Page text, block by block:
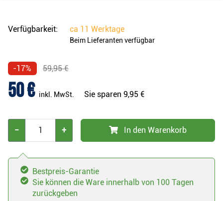
Verfügbarkeit: ca 11 Werktage
Beim Lieferanten verfügbar
-17% 59,95 €
50 € inkl. MwSt. Sie sparen 9,95 €
− + In den Warenkorb
Bestpreis-Garantie
Sie können die Ware innerhalb von 100 Tagen
zurückgeben